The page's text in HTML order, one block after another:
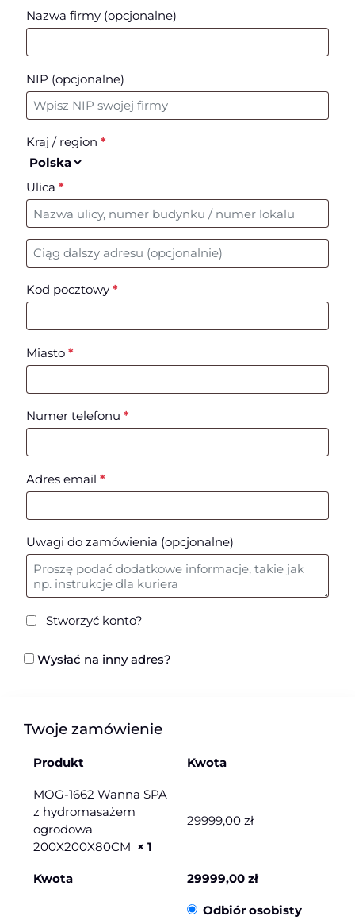
Nazwa firmy (opcjonalne)
NIP (opcjonalne)
Kraj / region *
Ulica *
Nr mieszkania, lokalu, itp. (opcjonalne)
Kod pocztowy *
Miasto *
Numer telefonu *
Adres email *
Uwagi do zamówienia (opcjonalne)
Stworzyć konto?
Wysłać na inny adres?
Twoje zamówienie
Produkt Kwota
MOG-1662 Wanna SPA
z hydromasażem
ogrodowa
200X200X80CM × 1
29999,00 zł
Kwota 29999,00 zł
Odbiór osobisty